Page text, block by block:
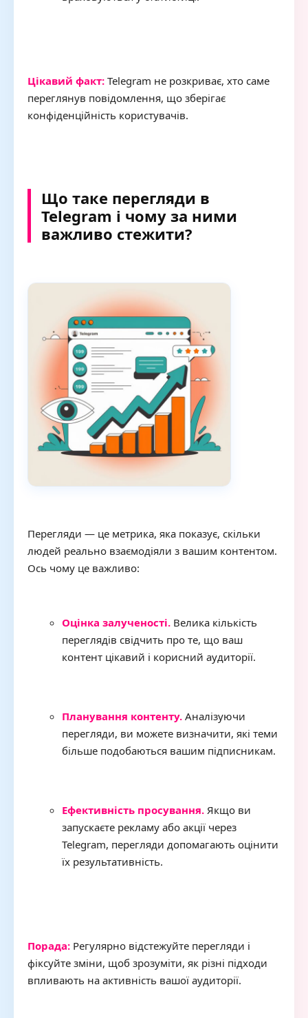
Цікавий факт: Telegram не розкриває, хто саме
переглянув повідомлення, що зберігає
конфіденційність користувачів.
Що таке перегляди в
Telegram і чому за ними
важливо стежити?
Перегляди — це метрика, яка показує, скільки
людей реально взаємодіяли з вашим контентом.
Ось чому це важливо:
Оцінка залученості. Велика кількість
переглядів свідчить про те, що ваш
контент цікавий і корисний аудиторії.
Планування контенту. Аналізуючи
перегляди, ви можете визначити, які теми
більше подобаються вашим підписникам.
Ефективність просування. Якщо ви
запускаєте рекламу або акції через
Telegram, перегляди допомагають оцінити
їх результативність.
Порада: Регулярно відстежуйте перегляди і
фіксуйте зміни, щоб зрозуміти, як різні підходи
впливають на активність вашої аудиторії.